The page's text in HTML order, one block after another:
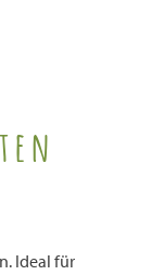
Ideal für